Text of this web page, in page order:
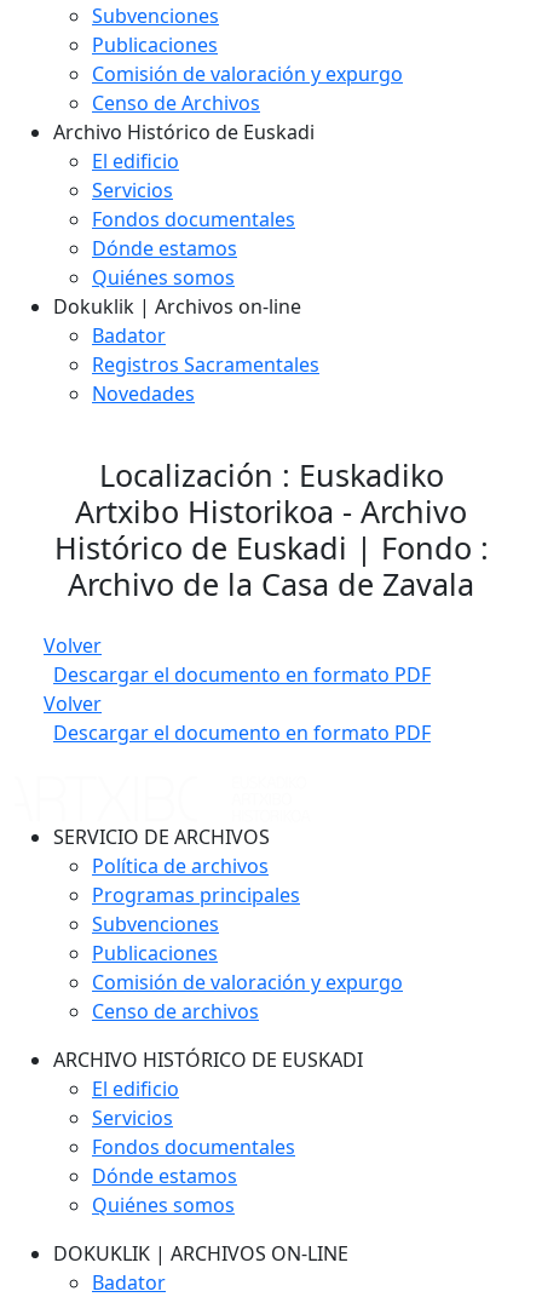
Subvenciones
Publicaciones
Comisión de valoración y expurgo
Censo de Archivos
Archivo Histórico de Euskadi
El edificio
Servicios
Fondos documentales
Dónde estamos
Quiénes somos
Dokuklik | Archivos on-line
Badator
Registros Sacramentales
Novedades
Localización : Euskadiko
Artxibo Historikoa - Archivo
Histórico de Euskadi | Fondo :
Archivo de la Casa de Zavala
Volver
Descargar el documento en formato PDF
Volver
Descargar el documento en formato PDF
SERVICIO DE ARCHIVOS
Política de archivos
Programas principales
Subvenciones
Publicaciones
Comisión de valoración y expurgo
Censo de archivos
ARCHIVO HISTÓRICO DE EUSKADI
El edificio
Servicios
Fondos documentales
Dónde estamos
Quiénes somos
DOKUKLIK | ARCHIVOS ON-LINE
Badator